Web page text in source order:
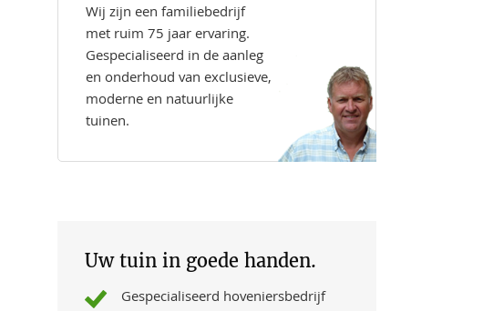
Wij zijn een familiebedrijf
met ruim 75 jaar ervaring.
Gespecialiseerd in de aanleg
en onderhoud van exclusieve,
moderne en natuurlijke
tuinen.
Uw tuin in goede handen.
Gespecialiseerd hoveniersbedrijf